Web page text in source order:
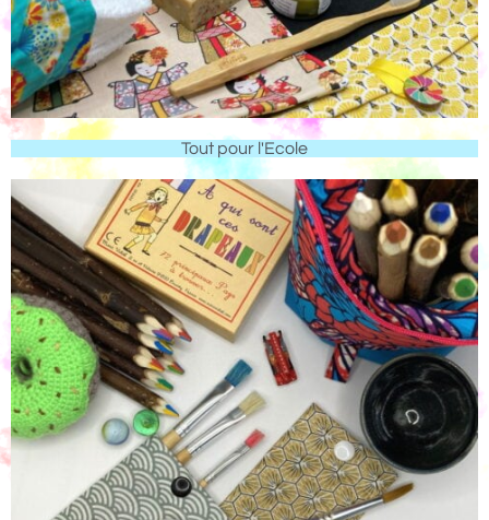
Tout pour l'Ecole